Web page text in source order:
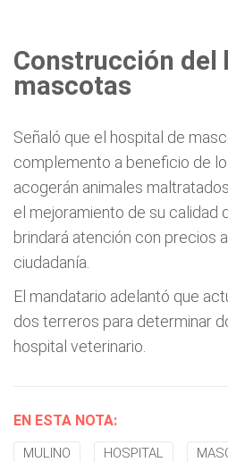
Construcción del
mascotas
Señaló que el hospital de
complemento a beneficio de
acogerán animales
el mejoramiento de su calidad
brindará atención con precios
ciudadanía.
El mandatario adelantó que
dos terreros para determinar
hospital veterinario.
EN ESTA NOTA:
MULINO HOSPITAL